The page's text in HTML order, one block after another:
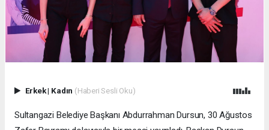
Erkek| Kadın (Haberi Sesli Oku)
Sultangazi Belediye Başkanı Abdurrahman Dursun, 30 Ağustos